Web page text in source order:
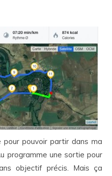
pour pouvoir partir dans ma
programme une sortie pour
objectif précis. Mais ça